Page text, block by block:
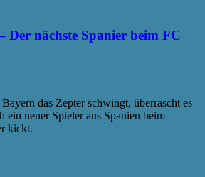
Der nächste Spanier beim FC
das Zepter schwingt, überrascht es
ein neuer Spieler aus Spanien beim
kickt.